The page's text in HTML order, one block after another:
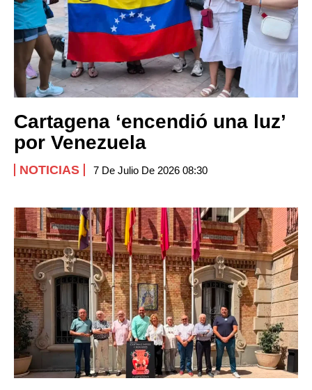
Cartagena ‘encendió una luz’
por Venezuela
NOTICIAS 7 De Julio De 2026 08:30